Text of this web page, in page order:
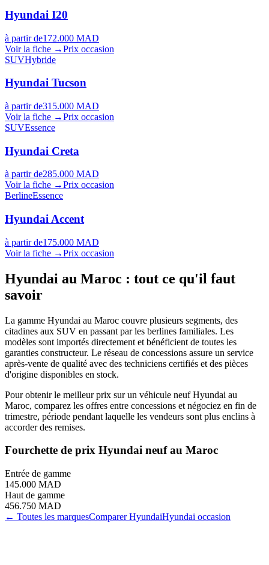
Hyundai I20
à partir de172.000 MAD
Voir la fiche →Prix occasion
SUVHybride
Hyundai Tucson
à partir de315.000 MAD
Voir la fiche →Prix occasion
SUVEssence
Hyundai Creta
à partir de285.000 MAD
Voir la fiche →Prix occasion
BerlineEssence
Hyundai Accent
à partir de175.000 MAD
Voir la fiche →Prix occasion
Hyundai au Maroc : tout ce qu'il faut
savoir
La gamme Hyundai au Maroc couvre plusieurs segments, des
citadines aux SUV en passant par les berlines familiales. Les
modèles sont importés directement et bénéficient de toutes les
garanties constructeur. Le réseau de concessions assure un service
après-vente de qualité avec des techniciens certifiés et des pièces
d'origine disponibles en stock.
Pour obtenir le meilleur prix sur un véhicule neuf Hyundai au
Maroc, comparez les offres entre concessions et négociez en fin de
trimestre, période pendant laquelle les vendeurs sont plus enclins à
accorder des remises.
Fourchette de prix Hyundai neuf au Maroc
Entrée de gamme
145.000 MAD
Haut de gamme
456.750 MAD
← Toutes les marquesComparerHyundaiHyundai occasion